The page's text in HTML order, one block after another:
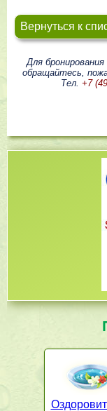
Вернуться к
Для
обращайтесь,
Тел. +7